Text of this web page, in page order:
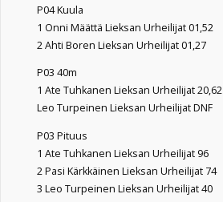
P04 Kuula
1 Onni Määttä Lieksan Urheilijat 01,52
2 Ahti Boren Lieksan Urheilijat 01,27
P03 40m
1 Ate Tuhkanen Lieksan Urheilijat 20,62
Leo Turpeinen Lieksan Urheilijat DNF
P03 Pituus
1 Ate Tuhkanen Lieksan Urheilijat 96
2 Pasi Kärkkäinen Lieksan Urheilijat 74
3 Leo Turpeinen Lieksan Urheilijat 40